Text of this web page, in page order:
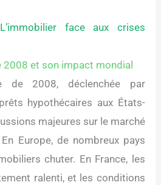
face aux crises
2008 et son impact mondial
de 2008, déclenchée par
hypothécaires aux États-
majeures sur le marché
Europe, de nombreux pays
chuter. En France, les
ralenti, et les conditions